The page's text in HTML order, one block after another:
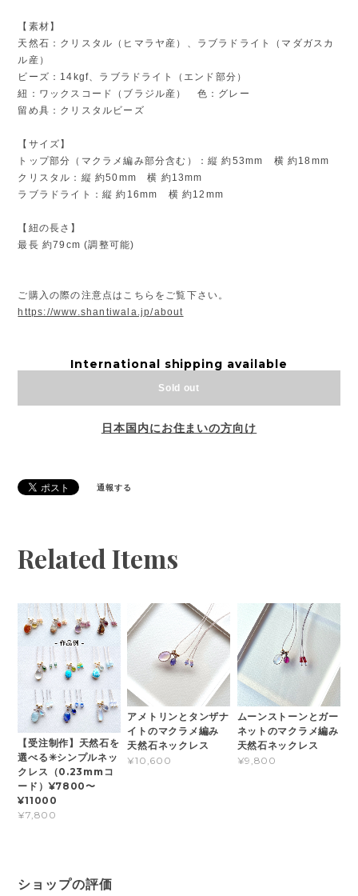
【素材】
天然石：クリスタル（ヒマラヤ産）、ラブラドライト（マダガスカ
ル産）
ビーズ：14kgf、ラブラドライト（エンド部分）
紐：ワックスコード（ブラジル産） 色：グレー
留め具：クリスタルビーズ
【サイズ】
トップ部分（マクラメ編み部分含む）：縦 約53mm 横 約18mm
クリスタル：縦 約50mm 横 約13mm
ラブラドライト：縦 約16mm 横 約12mm
【紐の長さ】
最長 約79cm (調整可能)
ご購入の際の注意点はこちらをご覧下さい。
https://www.shantiwala.jp/about
International shipping available
Sold out
日本国内にお住まいの方向け
通報する
Related Items
【受注制作】天然石を
選べる✳︎シンプルネッ
クレス（0.23mmコ
ード）¥7800〜
¥11000
¥7,800
アメトリンとタンザナ
イトのマクラメ編み
天然石ネックレス
¥10,600
ムーンストーンとガー
ネットのマクラメ編み
天然石ネックレス
¥9,800
ショップの評価